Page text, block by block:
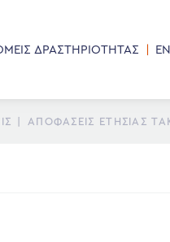
ΔΡΑΣΤΗΡΙΟΤΗΤΑΣ
ΑΠΟΦΆΣΕΙΣ ΕΤΉΣΙΑΣ